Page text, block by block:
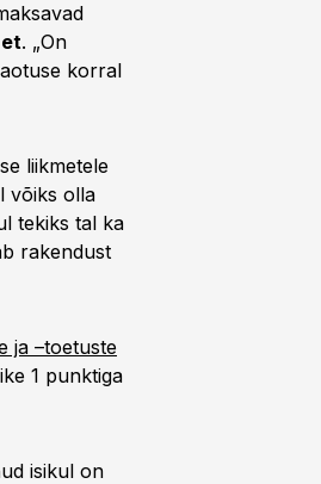
. „On
korral
liikmetele
võiks olla
tekiks tal ka
rakendust
ja –toetuste
1 punktiga
isikul on